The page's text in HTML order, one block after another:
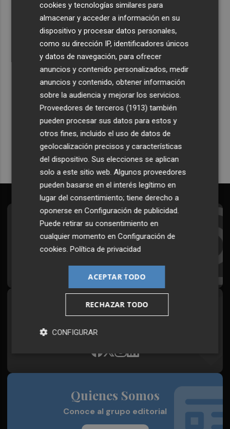
Activado el máximo nivel de preemergencia frente a
incendios en la Comunitat toda la jornada del eclipse
Recibe toda la actualidad de
Plaza Podcast en tu correo
Quiero suscribirme
Suscríbete al Boletín
Todos los días a primera hora en tu email
¡Quiero suscribirme!
Síguenos en redes
Plaza Podcast, desde cualquier medio
Quienes Somos
Conoce al grupo editorial
cookies y tecnologías similares para
almacenar y acceder a información en su
dispositivo y procesar datos personales,
como su dirección IP, identificadores únicos
y datos de navegación, para ofrecer
anuncios y contenido personalizados, medir
anuncios y contenido, obtener información
sobre la audiencia y mejorar los servicios.
Proveedores de terceros (1913) también
pueden procesar sus datos para estos y
otros fines, incluido el uso de datos de
geolocalización precisos y características
del dispositivo. Sus elecciones se aplican
solo a este sitio web. Algunos proveedores
pueden basarse en el interés legítimo en
lugar del consentimiento; tiene derecho a
oponerse enConfiguración de publicidad.
Puede retirar su consentimiento en
cualquier momento enConfiguración de
cookies.Política de privacidad
ACEPTAR TODO
RECHAZAR TODO
CONFIGURAR